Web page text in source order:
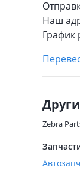
Наш
График
Zebra